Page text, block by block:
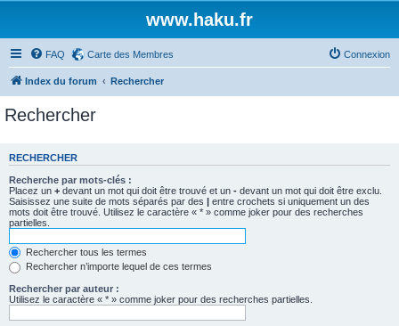
www.haku.fr
FAQ Carte des Membres Connexion
Index du forum Rechercher
Rechercher
RECHERCHER
Recherche par mots-clés :
Placez un + devant un mot qui doit être trouvé et un - devant un mot qui doit être exclu.
Saisissez une suite de mots séparés par des | entre crochets si uniquement un des
mots doit être trouvé. Utilisez le caractère « * » comme joker pour des recherches
partielles.
Rechercher tous les termes
Rechercher n’importe lequel de ces termes
Rechercher par auteur :
Utilisez le caractère « * » comme joker pour des recherches partielles.